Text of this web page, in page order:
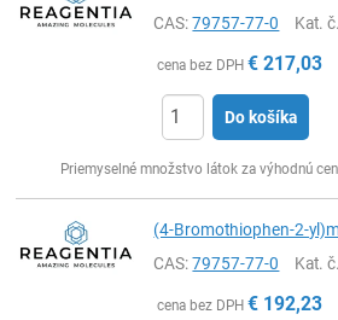
CAS:79757-77-0 Kat. č.
cena bez DPH € 217,03
Do košíka
Priemyselné množstvo látok za výhodnú
(4-Bromothiophen-2-
CAS:79757-77-0 Kat. č.
cena bez DPH € 192,23